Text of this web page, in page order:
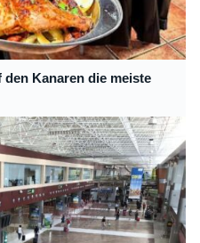
Kanaren die meiste